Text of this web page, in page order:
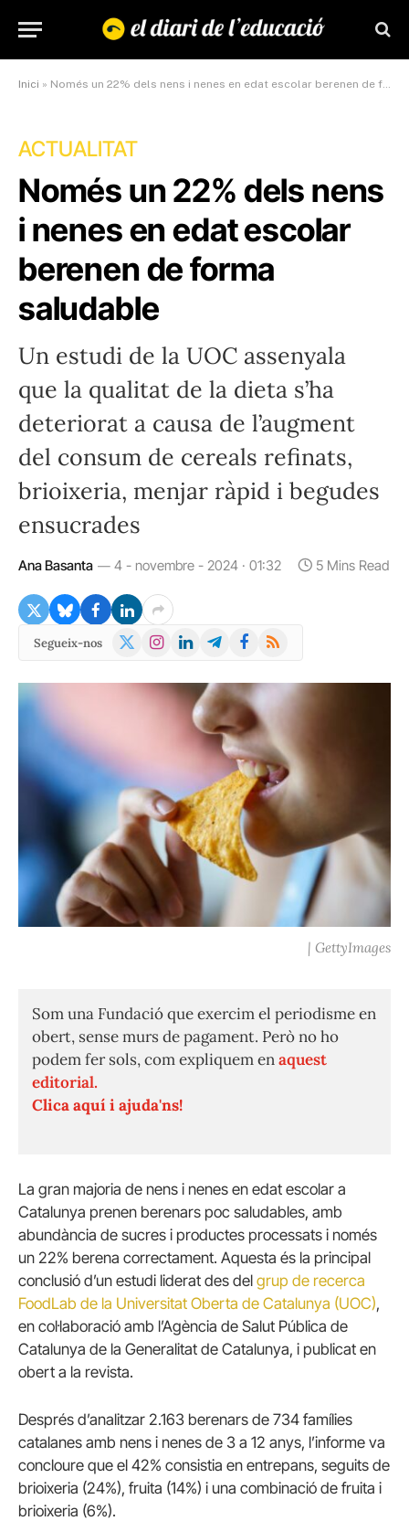
Inici » Només un 22% dels nens i nenes en edat escolar berenen de forma saludable
ACTUALITAT
Només un 22% dels nens
i nenes en edat escolar
berenen de forma
saludable
Un estudi de la UOC assenyala
que la qualitat de la dieta s’ha
deteriorat a causa de l’augment
del consum de cereals refinats,
brioixeria, menjar ràpid i begudes
ensucrades
Ana Basanta 4 - novembre - 2024 · 01:32 5 Mins Read
Segueix-nos
X
Instagram
LinkedInTelegramFacebook
RSS
| GettyImages
Som una Fundació que exercim el periodisme en
obert, sense murs de pagament. Però no ho
podem fer sols, com expliquem enaquest
editorial.
Clica aquí i ajuda'ns!
La gran majoria de nens i nenes en edat escolar a
Catalunya prenen berenars poc saludables, amb
abundància de sucres i productes processats i només
un 22% berena correctament. Aquesta és la principal
conclusió d’un estudi liderat des del grup de recerca
FoodLab de la Universitat Oberta de Catalunya (UOC),
en col·laboració amb l’Agència de Salut Pública de
Catalunya de la Generalitat de Catalunya, i publicat en
obert a la revista.
Després d’analitzar 2.163 berenars de 734 famílies
catalanes amb nens i nenes de 3 a 12 anys, l’informe va
concloure que el 42% consistia en entrepans, seguits de
brioixeria (24%), fruita (14%) i una combinació de fruita i
brioixeria (6%).